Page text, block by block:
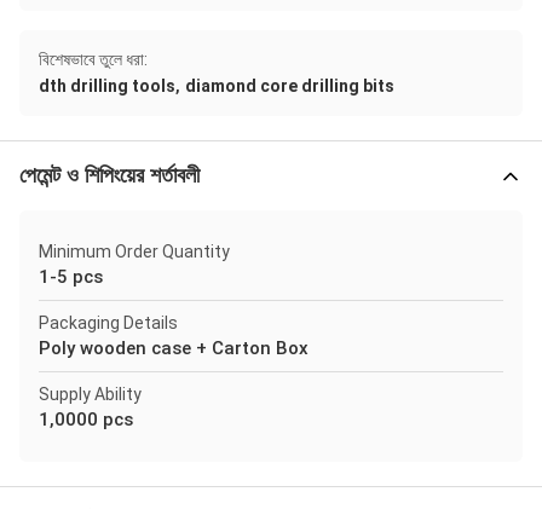
বিশেষভাবে তুলে ধরা:
dth drilling tools, diamond core drilling bits
পেমেন্ট ও শিপিংয়ের শর্তাবলী
Minimum Order Quantity
1-5 pcs
Packaging Details
Poly wooden case + Carton Box
Supply Ability
1,0000 pcs